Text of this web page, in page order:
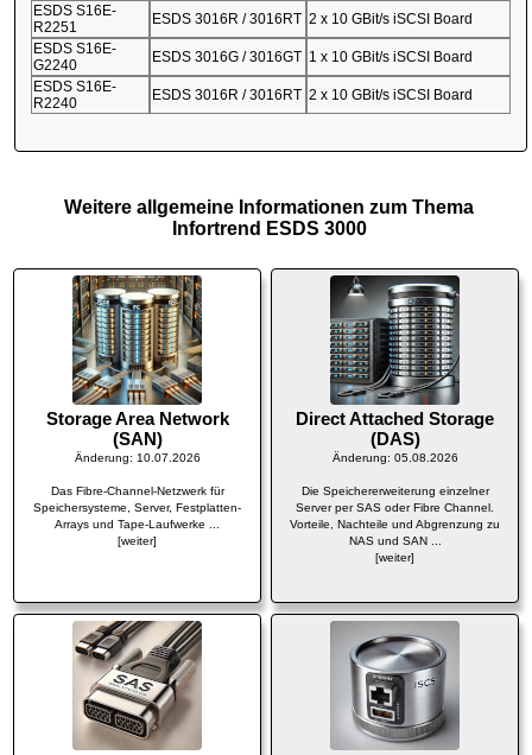
ESDS S16E-
R2251
ESDS 3016R / 3016RT 2 x 10 GBit/s iSCSI Board
ESDS S16E-
G2240
ESDS 3016G / 3016GT 1 x 10 GBit/s iSCSI Board
ESDS S16E-
R2240
ESDS 3016R / 3016RT 2 x 10 GBit/s iSCSI Board
Weitere allgemeine Informationen zum Thema
Infortrend ESDS 3000
Storage Area Network
(SAN)
Änderung: 10.07.2026
Das Fibre-Channel-Netzwerk für
Speichersysteme, Server, Festplatten-
Arrays und Tape-Laufwerke ...
[weiter]
Direct Attached Storage
(DAS)
Änderung: 05.08.2026
Die Speichererweiterung einzelner
Server per SAS oder Fibre Channel.
Vorteile, Nachteile und Abgrenzung zu
NAS und SAN ...
[weiter]